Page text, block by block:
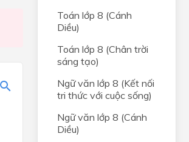
Toán lớp 8 (Cánh
Diều)
Toán lớp 8 (Chân trời
sáng tạo)
Ngữ văn lớp 8 (Kết nối
tri thức với cuộc sống)
Ngữ văn lớp 8 (Cánh
Diều)